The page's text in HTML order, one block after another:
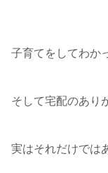
子育てをしてわか
そして宅配のあり
実はそれだけでは